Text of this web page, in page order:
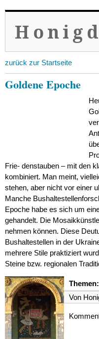
zurück zur Startseite
Goldene Epoche
Frie- denstauben –mit den
kombiniert. Man meint,
stehen, aber nicht vor einer
Manche
Epoche habe es sich um
gehandelt. Die
nehmen können. Diese
Bushaltestellen in der
mehrere Stile praktiziert
Steine bzw. regionalen
Themen:
Von